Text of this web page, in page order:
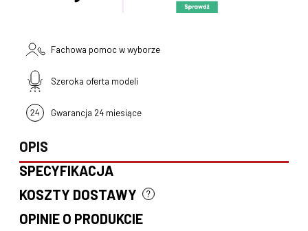
Fachowa pomoc w wyborze
Szeroka oferta modeli
Gwarancja 24 miesiące
OPIS
SPECYFIKACJA
KOSZTY DOSTAWY
OPINIE O PRODUKCIE